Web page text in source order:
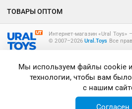
Интернет-магазин «Ural Toys»
© 2007–2026Ural.Toys Все
ТОВАРЫ ОПТОМ
Мы используем файлы cookie и
технологии, чтобы вам
с нашим
Согласен